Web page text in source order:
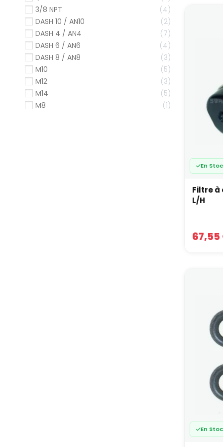
Sur
Pour
visé :
Les
plus
À
En
bien
Un
une
en
En
Filtre à
L/H
67,55
En
3/8 NPT
4
DASH 10 / AN10
2
DASH 4 / AN4
7
DASH 6 / AN6
4
DASH 8 / AN8
3
M10
5
M12
3
M14
5
M8
1